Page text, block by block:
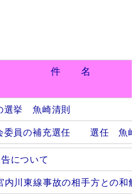
件 名
選挙 魚崎清則
委員の補充選任 選任 魚
について
東線事故の相手方との和解